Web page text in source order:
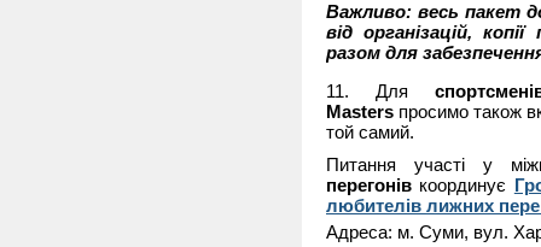
Важливо: весь пакет
від організацій,
разом для
11. Для
Masters просимо також
той самий.
Питання участі у
перегонів координує
любителів лижних
Адреса: м. Суми, вул.